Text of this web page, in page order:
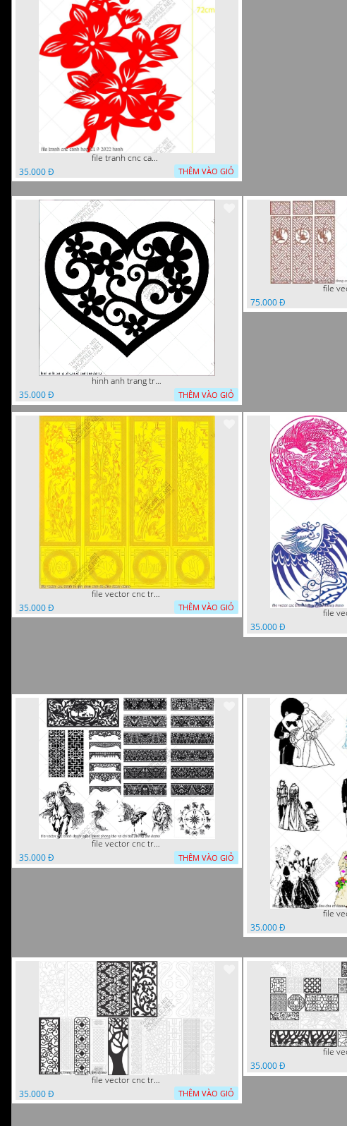
file tranh cnc canh hoa 21 9 2022 hanh
35.000 Đ
THÊM VÀO GIỎ
hinh anh trang tri cua so trai tim
35.000 Đ
THÊM VÀO GIỎ
75.000 Đ
file vector cnc tranh tu quy mau cam de chiu decor
35.000 Đ
THÊM VÀO GIỎ
35.000 Đ
file vector cnc tranh decor nghe thuat phong tho va chi tiet phong tho
35.000 Đ
THÊM VÀO GIỎ
35.000 Đ
file vector cnc trang tri tranh du loai
35.000 Đ
THÊM VÀO GIỎ
35.000 Đ